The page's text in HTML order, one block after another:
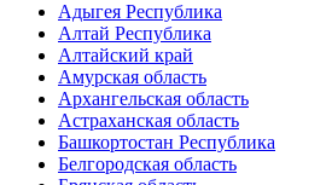
Адыгея Республика
Алтай Республика
Алтайский край
Амурская область
Архангельская область
Астраханская область
Башкортостан Республика
Белгородская область